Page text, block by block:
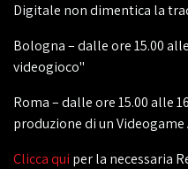
Digitale non dimentica la
Bologna – dalle ore 15.00
videogioco"
Roma – dalle ore 15.00 alle
produzione di un Videogame
Clicca qui per la necessaria